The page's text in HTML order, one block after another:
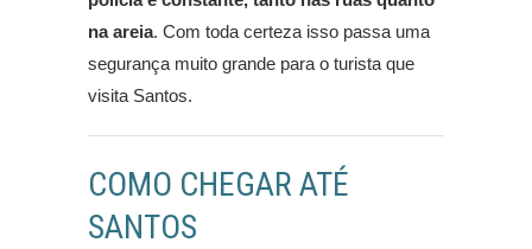
na areia. Com toda certeza isso passa uma
segurança muito grande para o turista que
visita Santos.
COMO CHEGAR ATÉ
SANTOS